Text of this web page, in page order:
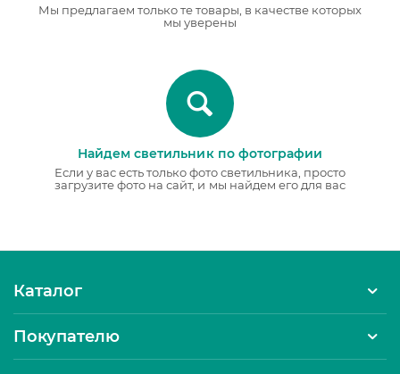
Мы предлагаем только те товары, в качестве которых
мы уверены
Найдем светильник по фотографии
Если у вас есть только фото светильника, просто
загрузите фото на сайт, и мы найдем его для вас
Каталог
Покупателю